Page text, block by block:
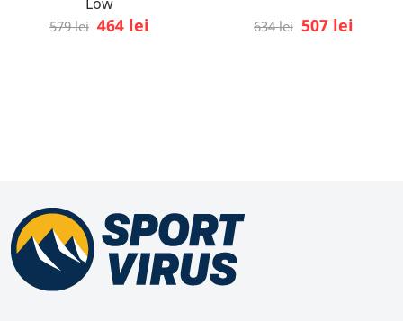
579 lei 464 lei 634 lei 507 lei